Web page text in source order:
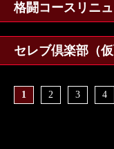
格闘コースリニ
セレブ倶楽部（
1 2 3 4